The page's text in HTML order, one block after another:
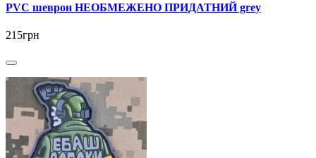
PVC шеврон НЕОБМЕЖЕНО ПРИДАТНИЙ grey
215грн